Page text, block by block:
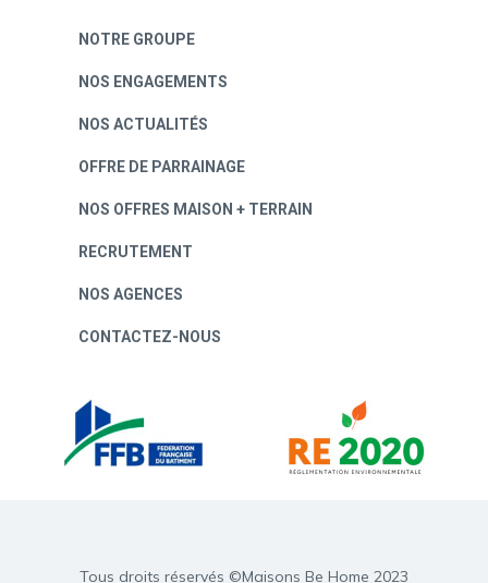
NOTRE GROUPE
NOS ENGAGEMENTS
NOS ACTUALITÉS
OFFRE DE PARRAINAGE
NOS OFFRES MAISON + TERRAIN
RECRUTEMENT
NOS AGENCES
CONTACTEZ-NOUS
Tous droits réservés ©Maisons Be Home 2023